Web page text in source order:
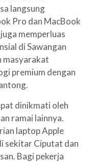
langsung
Pro dan MacBook
memperluas
di Sawangan
masyarakat
premium dengan
dinikmati oleh
ramai lainnya.
laptop Apple
sekitar Ciputat dan
Bagi pekerja